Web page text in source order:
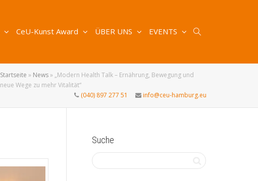
CeU-Kunst Award ÜBER UNS EVENTS
Startseite » News» „Modern Health Talk – Ernährung, Bewegung und
neue Wege zu mehr Vitalität“
(040) 897 277 51
info@ceu-hamburg.eu
Suche